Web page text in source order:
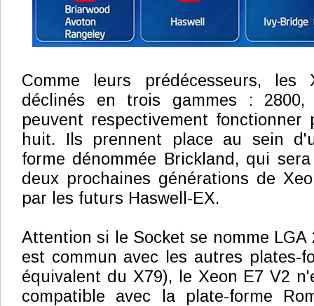
Comme leurs prédécesseurs,
déclinés en trois gammes :
peuvent respectivement
huit. Ils prennent place au sein
forme dénommée Brickland, qui
deux prochaines générations de
par les futurs Haswell-EX.
Attention si le Socket se nomme LGA
est commun avec les autres plates-
équivalent du X79), le Xeon E7 V2
compatible avec la plate-forme